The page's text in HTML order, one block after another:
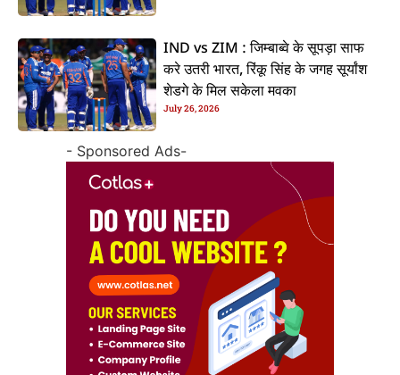
IND vs ZIM : जिम्बाब्वे के सूपड़ा साफ
करे उतरी भारत, रिंकू सिंह के जगह सूर्यांश
शेडगे के मिल सकेला मवका
July 26, 2026
- Sponsored Ads-